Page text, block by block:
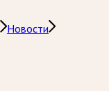
Новости